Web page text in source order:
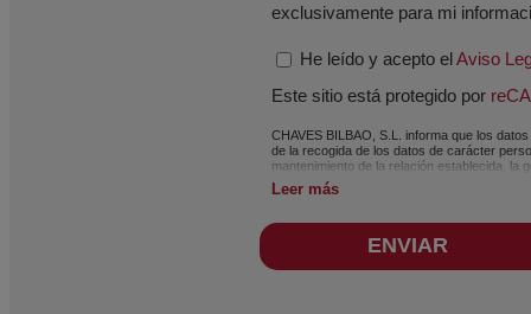
exclusivamente para mi
He leído y acepto elAviso
Este sitio está protegido por
CHAVES BILBAO, S.L. informa que los
de la recogida de los datos de carácter
mantenimiento de la relación establecida,
actividades relacionadas con CHAVES
cumpliendo todos los requisitos que obliga
siempre durante el tiempo que medie en la
protección de datos, como pueden ser los
usuario podrá ejercer en cualquier
Reglamento General de Protección de
Leer más
ENVIAR